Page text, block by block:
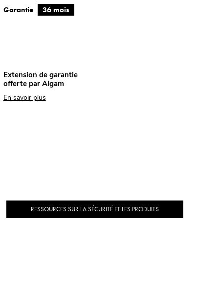
Garantie 36 mois
Extension de garantie
offerte par Algam
En savoir plus
RESSOURCES SUR LA SÉCURITÉ ET LES PRODUITS